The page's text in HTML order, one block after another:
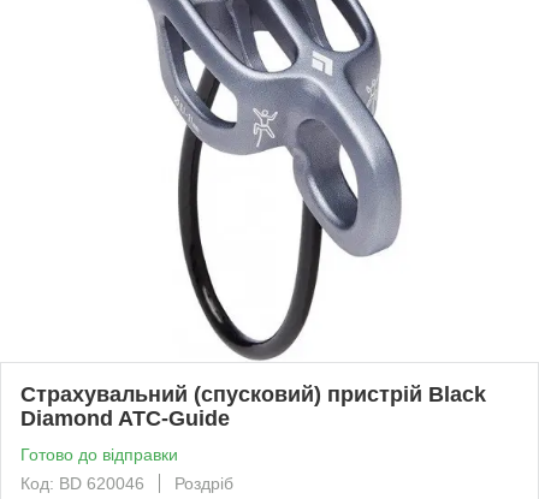
Страхувальний (спусковий) пристрій Black
Diamond ATC-Guide
Готово до відправки
Код: BD 620046
Роздріб